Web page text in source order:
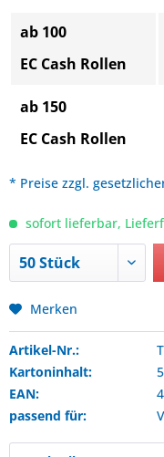
ab 100
EC Cash Rollen
ab 150
EC Cash Rollen
* Preise zzgl.
sofort lieferbar,
Merken
Artikel-Nr.:
Kartoninhalt:
EAN:
passend für: